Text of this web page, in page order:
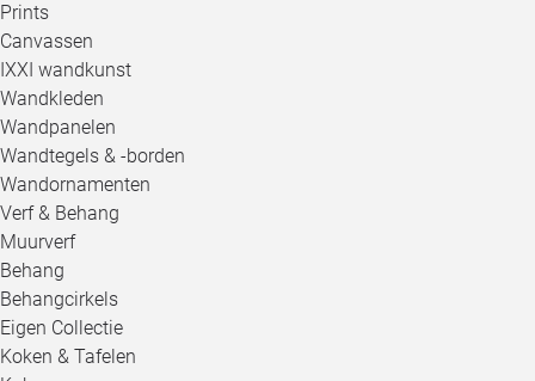
Prints
Canvassen
IXXI wandkunst
Wandkleden
Wandpanelen
Wandtegels & -borden
Wandornamenten
Verf & Behang
Muurverf
Behang
Behangcirkels
Eigen Collectie
Koken & Tafelen